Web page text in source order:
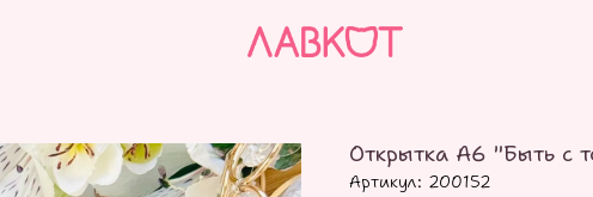
Открытка А6 "Быть с
Артикул: 200152